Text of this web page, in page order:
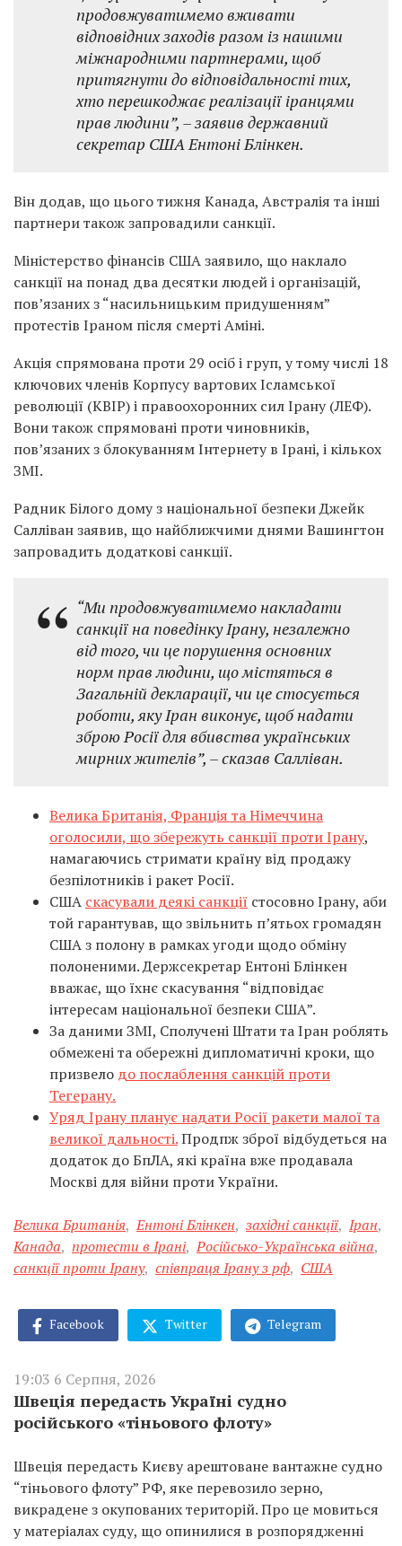
продовжуватимемо вживати
відповідних заходів разом із нашими
міжнародними партнерами, щоб
притягнути до відповідальності тих,
хто перешкоджає реалізації іранцями
прав людини”, – заявив державний
секретар США Ентоні Блінкен.
Він додав, що цього тижня Канада, Австралія та інші
партнери також запровадили санкції.
Міністерство фінансів США заявило, що наклало
санкції на понад два десятки людей і організацій,
пов’язаних з “насильницьким придушенням”
протестів Іраном після смерті Аміні.
Акція спрямована проти 29 осіб і груп, у тому числі 18
ключових членів Корпусу вартових Ісламської
революції (КВІР) і правоохоронних сил Ірану (ЛЕФ).
Вони також спрямовані проти чиновників,
пов’язаних з блокуванням Інтернету в Ірані, і кількох
ЗМІ.
Радник Білого дому з національної безпеки Джейк
Салліван заявив, що найближчими днями Вашингтон
запровадить додаткові санкції.
“Ми продовжуватимемо накладати
санкції на поведінку Ірану, незалежно
від того, чи це порушення основних
норм прав людини, що містяться в
Загальній декларації, чи це стосується
роботи, яку Іран виконує, щоб надати
зброю Росії для вбивства українських
мирних жителів”, – сказав Салліван.
Велика Британія, Франція та Німеччина
оголосили, що збережуть санкції проти Ірану,
намагаючись стримати країну від продажу
безпілотників і ракет Росії.
США скасували деякі санкції стосовно Ірану, аби
той гарантував, що звільнить п’ятьох громадян
США з полону в рамках угоди щодо обміну
полоненими. Держсекретар Ентоні Блінкен
вважає, що їхнє скасування “відповідає
інтересам національної безпеки США”.
За даними ЗМІ, Сполучені Штати та Іран роблять
обмежені та обережні дипломатичні кроки, що
призвело до послаблення санкцій проти
Тегерану.
Уряд Ірану планує надати Росії ракети малої та
великої дальності.Продпж зброї відбудеться на
додаток до БпЛА, які країна вже продавала
Москві для війни проти України.
Велика Британія, Ентоні Блінкен, західні санкції, Іран,
Канада, протести в Ірані, Російсько-Українська війна,
санкції проти Ірану, співпраця Ірану з рф, США
Facebook Twitter Telegram
19:03 6 Серпня, 2026
Швеція передасть Україні судно
російського «тіньового флоту»
Швеція передасть Києву арештоване вантажне судно
“тіньового флоту” РФ, яке перевозило зерно,
викрадене з окупованих територій. Про це мовиться
у матеріалах суду, що опинилися в розпорядженні